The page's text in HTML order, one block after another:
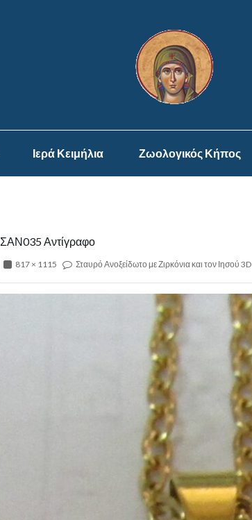
Ιερά Κειμήλια Ζωολογικός Κήπος
ΣΑΝ035 Αντίγραφο
817 × 1115 Σταυρό Ανοξείδωτο με Ζιρκόνια και τον Ιησού 3D